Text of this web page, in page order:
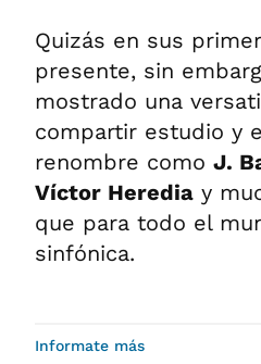
Quizás en sus
presente, sin
mostrado una
compartir estudio y
renombre como J.
Víctor Heredia y
que para todo el
sinfónica.
Informate más